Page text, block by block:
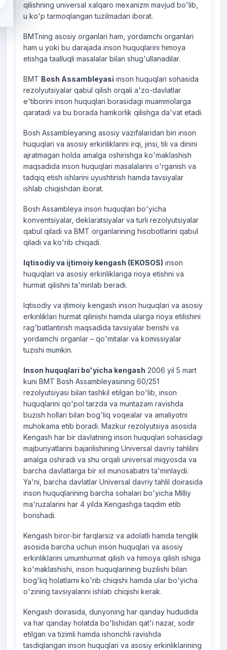
qilishning universal xalqaro mexanizm mavjud bo'lib,
u ko'p tarmoqlangan tuzilmadan iborat.
BMTning asosiy organlari ham, yordamchi organlari
ham u yoki bu darajada inson huquqlarini himoya
etishga taalluqli masalalar bilan shug'ullanadilar.
BMT Bosh Assambleyasi inson huquqlari sohasida
rezolyutsiyalar qabul qilish orqali a'zo-davlatlar
e'tiborini inson huquqlari borasidagi muammolarga
qaratadi va bu borada hamkorlik qilishga da'vat etadi.
Bosh Assambleyaning asosiy vazifalaridan biri inson
huquqlari va asosiy erkinliklarini irqi, jinsi, tili va dinini
ajratmagan holda amalga oshirishga ko'maklashish
maqsadida inson huquqlari masalalarini o'rganish va
tadqiq etish ishlarini uyushtirish hamda tavsiyalar
ishlab chiqishdan iborat.
Bosh Assambleya inson huquqlari bo'yicha
konventsiyalar, deklaratsiyalar va turli rezolyutsiyalar
qabul qiladi va BMT organlarining hisobotlarini qabul
qiladi va ko'rib chiqadi.
Iqtisodiy va ijtimoiy kengash (EKOSOS) inson
huquqlari va asosiy erkinliklariga rioya etishni va
hurmat qilishni ta'minlab beradi.
Iqtisodiy va ijtimoiy kengash inson huquqlari va asosiy
erkinliklari hurmat qilinishi hamda ularga rioya etilishini
rag'batlantirish maqsadida tavsiyalar berishi va
yordamchi organlar – qo'mitalar va komissiyalar
tuzishi mumkin.
Inson huquqlari bo'yicha kengash 2006 yil 5 mart
kuni BMT Bosh Assambleyasining 60/251
rezolyutsiyasi bilan tashkil etilgan bo'lib, inson
huquqlarini qo'pol tarzda va muntazam ravishda
buzish hollari bilan bog'liq voqealar va amaliyotni
muhokama etib boradi. Mazkur rezolyutsiya asosida
Kengash har bir davlatning inson huquqlari sohasidagi
majburiyatlarini bajarilishining Universal davriy tahlilini
amalga oshiradi va shu orqali universal miqyosda va
barcha davlatlarga bir xil munosabatni ta'minlaydi.
Ya'ni, barcha davlatlar Universal davriy tahlil doirasida
inson huquqlarining barcha sohalari bo'yicha Milliy
ma'ruzalarini har 4 yilda Kengashga taqdim etib
borishadi.
Kengash biror-bir farqlarsiz va adolatli hamda tenglik
asosida barcha uchun inson huquqlari va asosiy
erkinliklarini umumhurmat qilish va himoya qilish ishiga
ko'maklashishi, inson huquqlarining buzilishi bilan
bog'liq holatlarni ko'rib chiqishi hamda ular bo'yicha
o'zining tavsiyalarini ishlab chiqishi kerak.
Kengash doirasida, dunyoning har qanday hududida
va har qanday holatda bo'lishidan qat'i nazar, sodir
etilgan va tizimli hamda ishonchli ravishda
tasdiqlangan inson huquqlari va asosiy erkinliklarining